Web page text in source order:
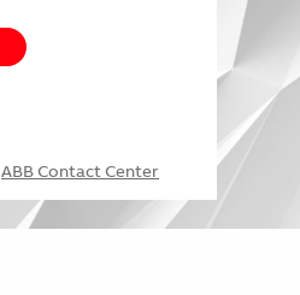
ABB Contact Center